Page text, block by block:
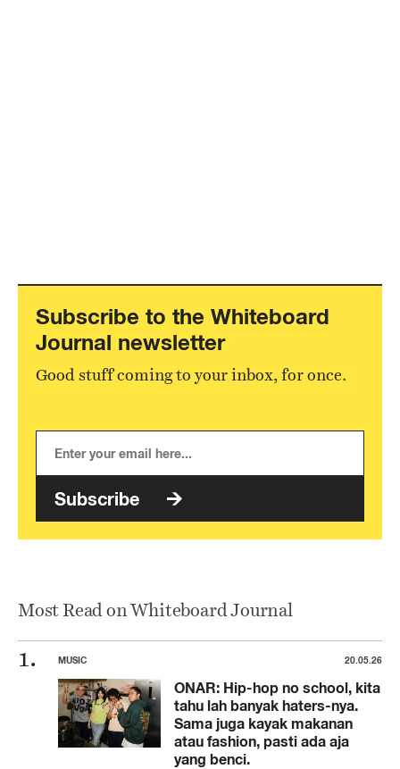
Subscribe to the Whiteboard
Journal newsletter
Good stuff coming to your inbox, for once.
Subscribe
Most Read on Whiteboard Journal
MUSIC 20.05.26
ONAR: Hip-hop no school, kita
tahu lah banyak haters-nya.
Sama juga kayak makanan
atau fashion, pasti ada aja
yang benci.